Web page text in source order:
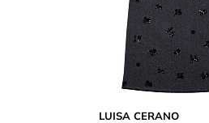
LUISA CERANO